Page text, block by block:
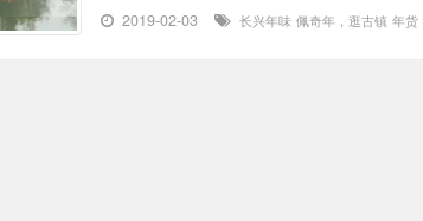
2019-02-03 长兴年味 佩奇年，逛古镇 年货